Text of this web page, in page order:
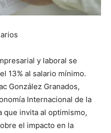
y laboral se
13% al salario mínimo.
González Granados,
Internacional de la
que invita al optimismo,
el impacto en la